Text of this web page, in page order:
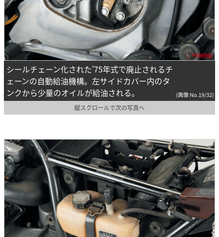
シールチェーン化された'75年式で廃止されるチ
ェーンの自動給油機構。左サイドカバー内のタ
ンクから少量のオイルが給油される。
(画像 No.19/32)
縦スクロールで次の写真へ